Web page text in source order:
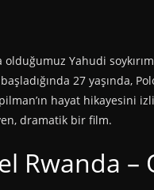
olduğumuz Yahudi
başladığında 27 yaşında,
hayat hikayesini
dramatik bir film.
Rwanda –